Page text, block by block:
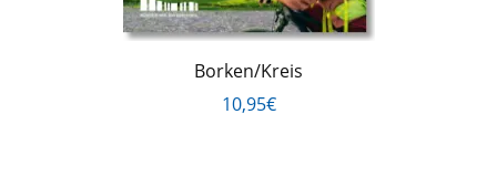
Borken/Kreis
10,95€